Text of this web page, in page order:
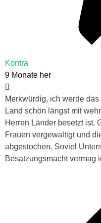
Kontra
9 Monate her
Merkwürdig, ich werde
Land schön längst mit
Herren Länder besetzt ist.
Frauen vergewaltigt und
abgestochen. Soviel
Besatzungsmacht vermag